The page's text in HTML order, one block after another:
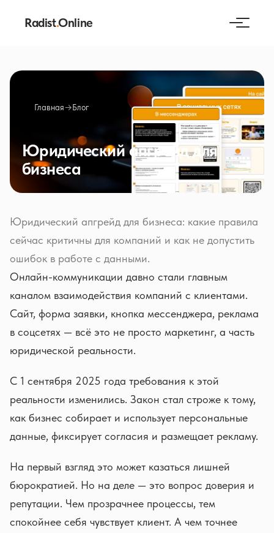
Radist.Online
Главная→Блог
Юридический апгрейд для
бизнеса
Юридический апгрейд для бизнеса: какие правила
сейчас критичны для компаний и как не допустить
ошибок в работе с данными.
Онлайн-коммуникации давно стали главным
каналом взаимодействия компаний с клиентами.
Сайт, форма заявки, кнопка мессенджера, реклама
в соцсетях — всё это не просто маркетинг, а часть
юридической реальности.
С 1 сентября 2025 года требования к этой
реальности изменились. Закон стал строже к тому,
как бизнес собирает и использует персональные
данные, фиксирует согласия и размещает рекламу.
На первый взгляд это может казаться лишней
бюрократией. Но на деле — это вопрос доверия и
репутации. Чем прозрачнее процессы, тем
спокойнее себя чувствует клиент. А чем точнее